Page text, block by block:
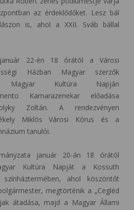
az érdeklődőket. Lesz bál
is, ahol a XXII. Sváb bállal
január 22-én 18 órától a Városi
Házban Magyar szerzők
Kultúra Napján
Kamarazenekar előadása
Zoltán. A rendezvényen
Miklós Városi Kórus és a
tanulói.
január 20-án 18 órától
Kultúra Napját a Kossuth
ahol köszöntőt
megtörténik a „Cegléd
átadása, majd a Magyar Állami